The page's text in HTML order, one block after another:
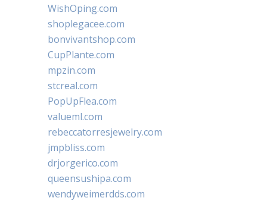
WishOping.com
shoplegacee.com
bonvivantshop.com
CupPlante.com
mpzin.com
stcreal.com
PopUpFlea.com
valueml.com
rebeccatorresjewelry.com
jmpbliss.com
drjorgerico.com
queensushipa.com
wendyweimerdds.com